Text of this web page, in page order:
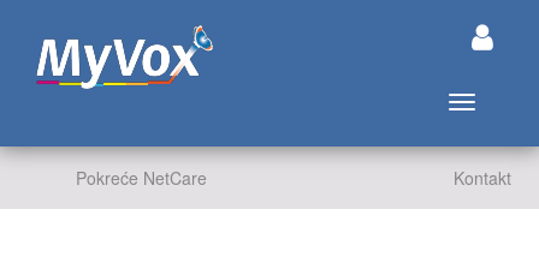
Prikaži/
Kontakt
Pokreće NetCare